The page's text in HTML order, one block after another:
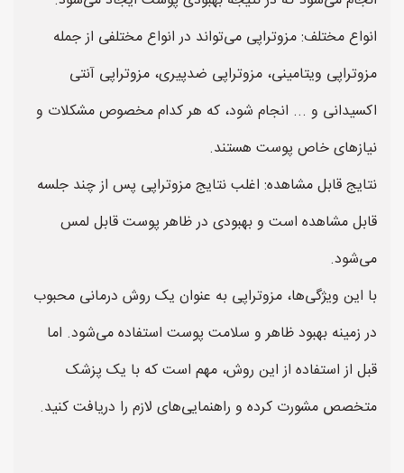
انواع مختلف: مزوتراپی می‌تواند در انواع مختلفی از جمله
مزوتراپی ویتامینی، مزوتراپی ضدپیری، مزوتراپی آنتی
اکسیدانی و ... انجام شود، که هر کدام مخصوص مشکلات و
نیازهای خاص پوست هستند.
نتایج قابل مشاهده: اغلب نتایج مزوتراپی پس از چند جلسه
قابل مشاهده است و بهبودی در ظاهر پوست قابل لمس
می‌شود.
با این ویژگی‌ها، مزوتراپی به عنوان یک روش درمانی محبوب
در زمینه بهبود ظاهر و سلامت پوست استفاده می‌شود. اما
قبل از استفاده از این روش، مهم است که با یک پزشک
متخصص مشورت کرده و راهنمایی‌های لازم را دریافت کنید.